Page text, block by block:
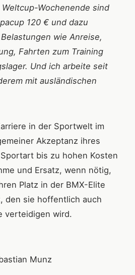
Wochenende sind
120 € und dazu
wie Anreise,
Fahrten zum Training
Und ich arbeite seit
mit ausländischen
in der Sportwelt im
Akzeptanz ihres
bis zu hohen Kosten
und Ersatz, wenn nötig,
Platz in der BMX-Elite
den sie hoffentlich auch
verteidigen wird.
Munz